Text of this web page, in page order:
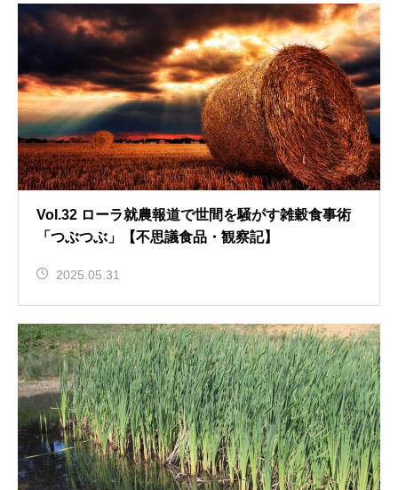
Vol.32 ローラ就農報道で世間を騒がす雑穀食事術
「つぶつぶ」【不思議食品・観察記】
2025.05.31